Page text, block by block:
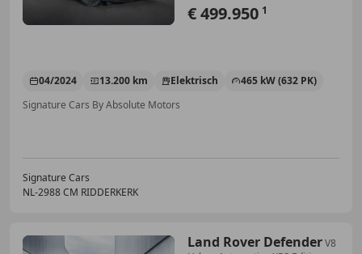
€ 499.950 1
04/2024 13.200 km Elektrisch
465 kW (632 PK)
Signature Cars By Absolute Motors
Signature Cars
NL-2988 CM RIDDERKERK
Land Rover DefenderV8